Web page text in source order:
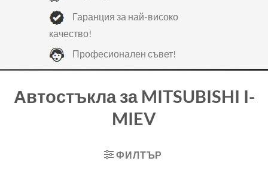
Гаранция за най-високо
качество!
Професионален съвет!
Автостъкла за MITSUBISHI I-
MIEV
ФИЛТЪР